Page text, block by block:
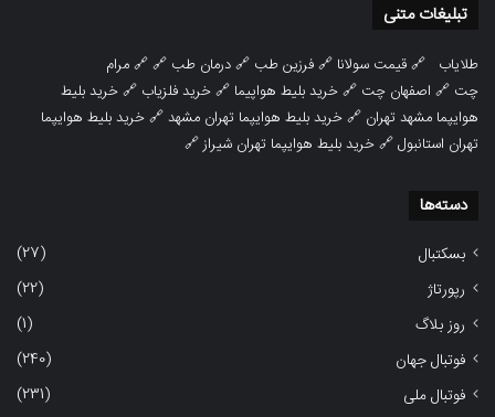
تبلیغات متنی
طلایاب 🔗قیمت سولانا 🔗فرزین طب 🔗درمان طب 🔗 🔗مرام
چت 🔗 اصفهان چت 🔗خرید بلیط هواپیما 🔗خرید فلزیاب 🔗خرید بلیط
هوایپما مشهد تهران 🔗خرید بلیط هوایپما تهران مشهد🔗خرید بلیط هوایپما
تهران استانبول🔗خرید بلیط هوایپما تهران شیراز🔗
دسته‌ها
بسکتبال
(27)
رپورتاژ
(22)
روز بلاگ
(1)
فوتبال جهان
(240)
فوتبال ملی
(231)